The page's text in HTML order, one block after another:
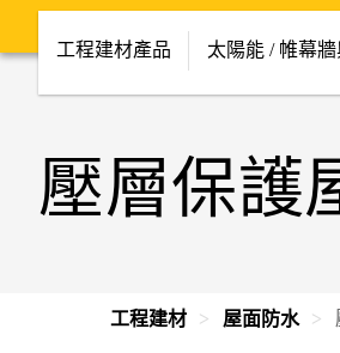
工程建材產品 太陽能 / 帷幕
壓層保護
工程建材 屋面防水